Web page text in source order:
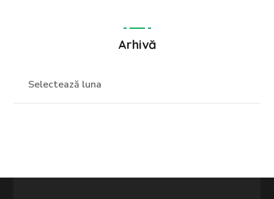
Arhivă